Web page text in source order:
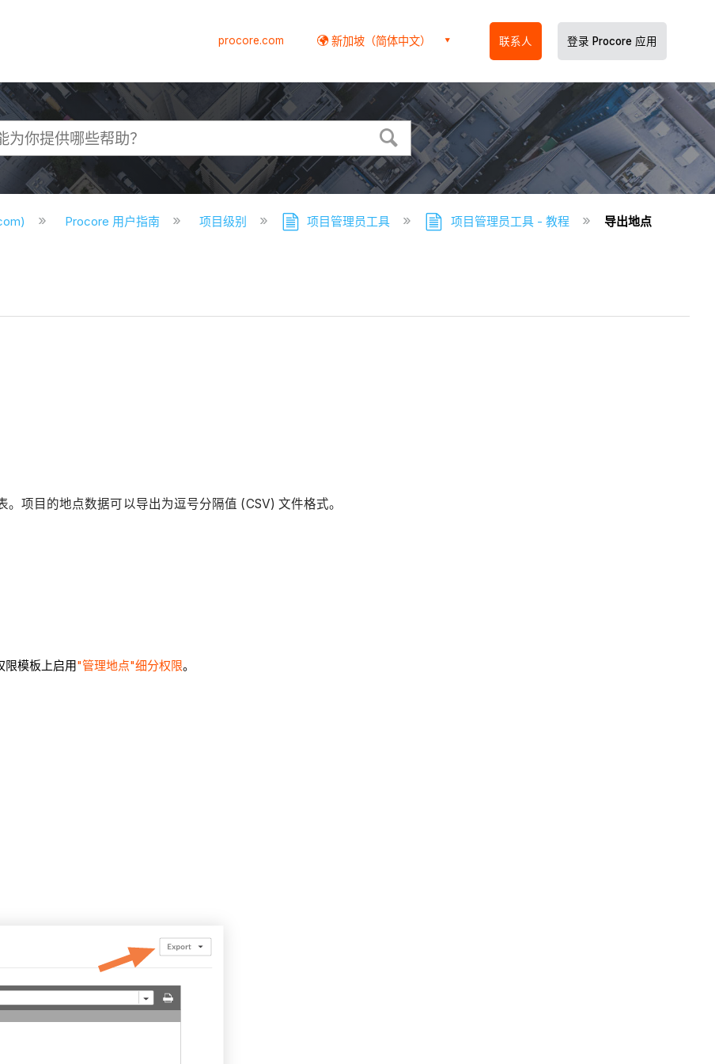
procore.com 新加坡（简体中文） 联系人 登录 Procore 应用
Procore 用户指南 项目级别 项目管理员工具 项目管理员工具 - 教程 导出地点
项目的地点数据可以导出为逗号分隔值 (CSV) 文件格式。
模板上启用"管理地点"细分权限。